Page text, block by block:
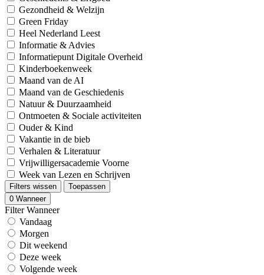
Gezondheid & Welzijn
Green Friday
Heel Nederland Leest
Informatie & Advies
Informatiepunt Digitale Overheid
Kinderboekenweek
Maand van de AI
Maand van de Geschiedenis
Natuur & Duurzaamheid
Ontmoeten & Sociale activiteiten
Ouder & Kind
Vakantie in de bieb
Verhalen & Literatuur
Vrijwilligersacademie Voorne
Week van Lezen en Schrijven
Filters wissen
Toepassen
0 Wanneer
Filter Wanneer
Vandaag
Morgen
Dit weekend
Deze week
Volgende week